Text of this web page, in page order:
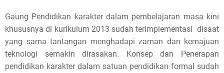
p
s
Gaung Pendidikan karakter dalam pembelajaran masa kini
khususnya di kurikulum 2013 sudah terimplementasi disaat
yang sama tantangan menghadapi zaman dan kemajuan
teknologi semakin dirasakan. Konsep dan Penerapan
pendidikan karakter dalam satuan pendidikan formal sudah